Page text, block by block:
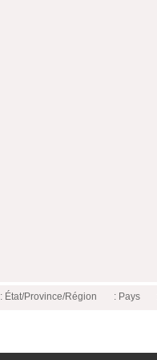
: État/Province/Région : Pays